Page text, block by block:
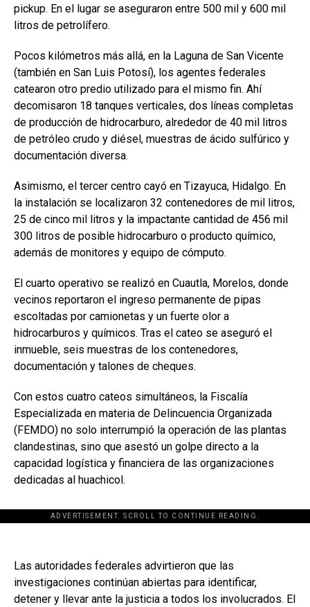
pickup. En el lugar se aseguraron entre 500 mil y 600 mil
litros de petrolífero.
Pocos kilómetros más allá, en la Laguna de San Vicente
(también en San Luis Potosí), los agentes federales
catearon otro predio utilizado para el mismo fin. Ahí
decomisaron 18 tanques verticales, dos líneas completas
de producción de hidrocarburo, alrededor de 40 mil litros
de petróleo crudo y diésel, muestras de ácido sulfúrico y
documentación diversa.
Asimismo, el tercer centro cayó en Tizayuca, Hidalgo. En
la instalación se localizaron 32 contenedores de mil litros,
25 de cinco mil litros y la impactante cantidad de 456 mil
300 litros de posible hidrocarburo o producto químico,
además de monitores y equipo de cómputo.
El cuarto operativo se realizó en Cuautla, Morelos, donde
vecinos reportaron el ingreso permanente de pipas
escoltadas por camionetas y un fuerte olor a
hidrocarburos y químicos. Tras el cateo se aseguró el
inmueble, seis muestras de los contenedores,
documentación y talones de cheques.
Con estos cuatro cateos simultáneos, la Fiscalía
Especializada en materia de Delincuencia Organizada
(FEMDO) no solo interrumpió la operación de las plantas
clandestinas, sino que asestó un golpe directo a la
capacidad logística y financiera de las organizaciones
dedicadas al huachicol.
ADVERTISEMENT. SCROLL TO CONTINUE READING.
Las autoridades federales advirtieron que las
investigaciones continúan abiertas para identificar,
detener y llevar ante la justicia a todos los involucrados. El